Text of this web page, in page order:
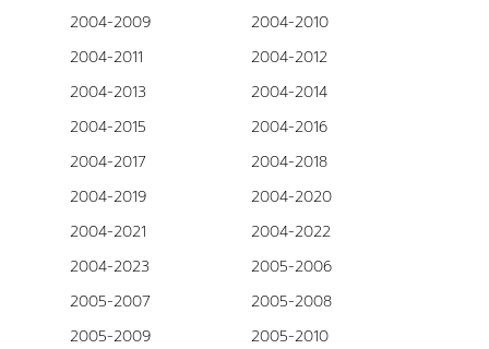
2004-2009
2004-2010
2004-2011
2004-2012
2004-2013
2004-2014
2004-2015
2004-2016
2004-2017
2004-2018
2004-2019
2004-2020
2004-2021
2004-2022
2004-2023
2005-2006
2005-2007
2005-2008
2005-2009
2005-2010